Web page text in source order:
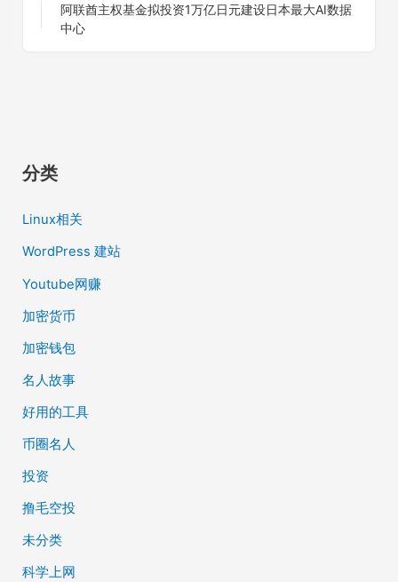
阿联酋主权基金拟投资1万亿日元建设日本最大AI数据
中心
分类
Linux相关
WordPress 建站
Youtube网赚
加密货币
加密钱包
名人故事
好用的工具
币圈名人
投资
撸毛空投
未分类
科学上网